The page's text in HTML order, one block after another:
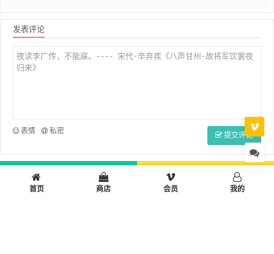
发表评论
表情 私密 提交评论
首页 高中 多彩生活
工作学习
首页 商店 会员 我的